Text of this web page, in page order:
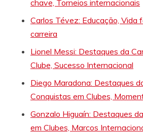
chave, Torneios internacionais
Carlos Tévez: Educação, Vida
carreira
Lionel Messi: Destaques da
Clube, Sucesso Internacional
Diego Maradona: Destaques
Conquistas em Clubes,
Gonzalo Higuaín: Destaques
em Clubes, Marcos